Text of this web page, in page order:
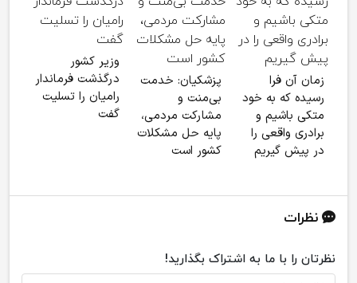
زمان آن فرا
رسیده که به خود
متکی باشیم و
برادری واقعی را
در پیش گیریم
پزشکیان: خدمت
بی‌منت و
مشارکت مردمی،
پایه حل مشکلات
کشور است
وزیر کشور
درگذشت فرماندار
رامیان را تسلیت
گفت
نظرات
نظرتان را با ما به اشتراک بگذارید!